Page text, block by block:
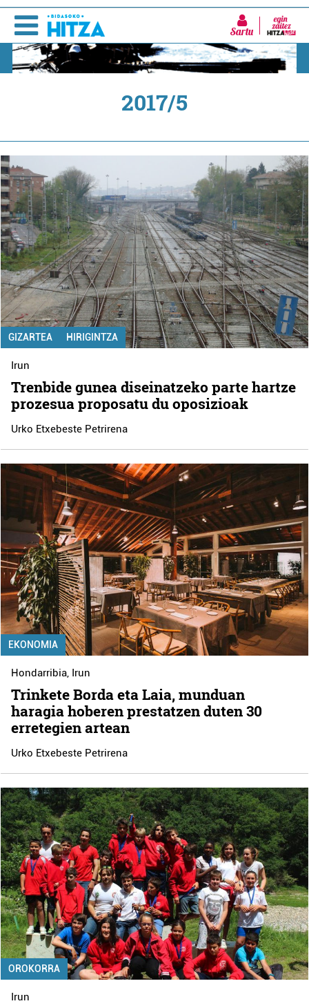
Sartu
2017/5
GIZARTEA HIRIGINTZA
Irun
Trenbide gunea diseinatzeko parte hartze
prozesua proposatu du oposizioak
Urko Etxebeste Petrirena
EKONOMIA
Hondarribia, Irun
Trinkete Borda eta Laia, munduan
haragia hoberen prestatzen duten 30
erretegien artean
Urko Etxebeste Petrirena
OROKORRA
Irun